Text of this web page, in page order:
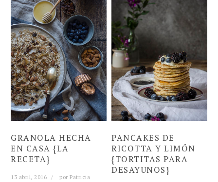
GRANOLA HECHA
EN CASA {LA
RECETA}
13 abril, 2016 porPatricia
PANCAKES DE
RICOTTA Y LIMÓN
{TORTITAS PARA
DESAYUNOS}